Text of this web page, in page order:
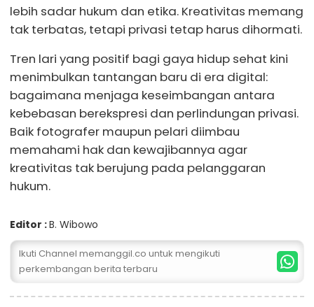
lebih sadar hukum dan etika. Kreativitas memang
tak terbatas, tetapi privasi tetap harus dihormati.
Tren lari yang positif bagi gaya hidup sehat kini
menimbulkan tantangan baru di era digital:
bagaimana menjaga keseimbangan antara
kebebasan berekspresi dan perlindungan privasi.
Baik fotografer maupun pelari diimbau
memahami hak dan kewajibannya agar
kreativitas tak berujung pada pelanggaran
hukum.
Editor :B. Wibowo
Ikuti Channel memanggil.co untuk mengikuti
perkembangan berita terbaru